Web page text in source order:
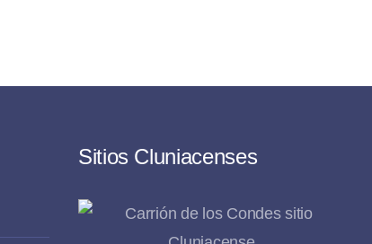
Sitios Cluniacenses